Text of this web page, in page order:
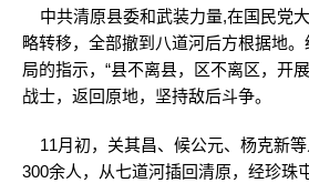
中共清原县委和武装力量,在国民党
略转移，全部撤到八道河后方根据地
局的指示，“县不离县，区不离区，开
战士，返回原地，坚持敌后斗争。
11月初，关其昌、候公元、杨克新
300余人，从七道河插回清原，经珍珠